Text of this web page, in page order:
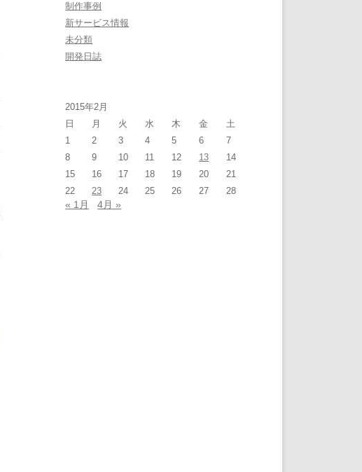
制作事例
新サービス情報
未分類
開発日誌
2015年2月
日
月 火 水 木 金
土
1
2 3 4 5 6
7
8
9 10 11 12 13
14
15
16 17 18 19 20
21
22
23 24 25 26 27 28
« 1月 4月 »